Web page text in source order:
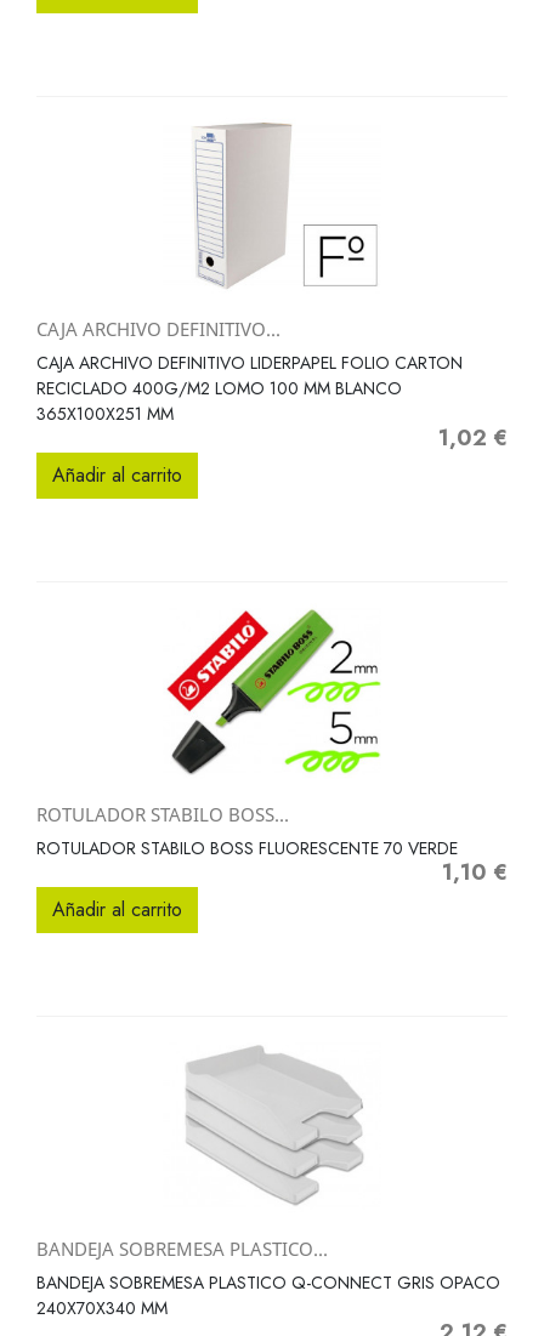
CAJA ARCHIVO DEFINITIVO...
CAJA ARCHIVO DEFINITIVO LIDERPAPEL FOLIO CARTON
RECICLADO 400G/M2 LOMO 100 MM BLANCO
365X100X251 MM
Precio
1,02 €
Añadir al carrito
ROTULADOR STABILO BOSS...
ROTULADOR STABILO BOSS FLUORESCENTE 70 VERDE
Precio
1,10 €
Añadir al carrito
BANDEJA SOBREMESA PLASTICO...
BANDEJA SOBREMESA PLASTICO Q-CONNECT GRIS OPACO
240X70X340 MM